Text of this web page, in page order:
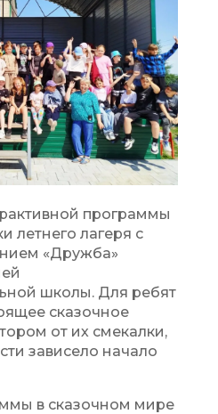
программы
летнего лагеря с
«Дружба»
школы. Для ребят
сказочное
от их смекалки,
зависело начало
в сказочном мире